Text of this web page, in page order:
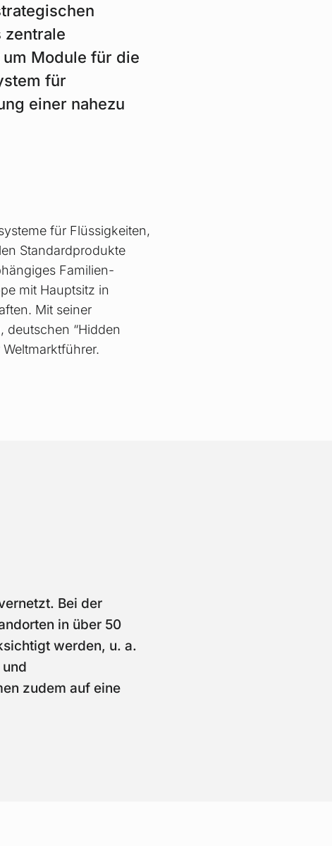
zentrale
Module für die
für
einer nahezu
für Flüssigkeiten,
Standardprodukte
Familien­
mit Hauptsitz in
Mit seiner
deutschen “Hidden
Bei der
in über 50
werden, u. a.
zudem auf eine